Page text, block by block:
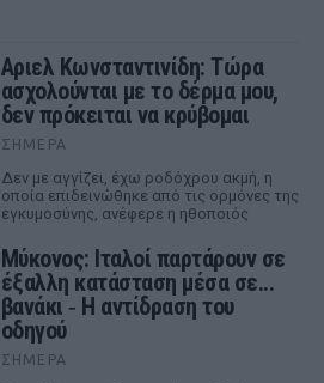
Αριελ Κωνσταντινίδη: Τώρα
ασχολούνται με το δέρμα μου,
δεν πρόκειται να κρύβομαι
ΣΉΜΕΡΑ
Δεν με αγγίζει, έχω ροδόχρου ακμή, η
οποία επιδεινώθηκε από τις ορμόνες της
εγκυμοσύνης, ανέφερε η ηθοποιός
Μύκονος: Ιταλοί παρτάρουν σε
έξαλλη κατάσταση μέσα σε...
βανάκι ‑ Η αντίδραση του
οδηγού
ΣΉΜΕΡΑ